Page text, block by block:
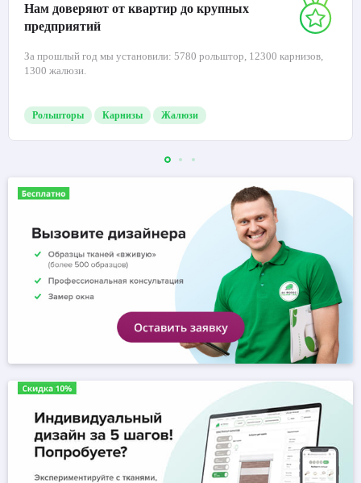
Нам доверяют от квартир до крупных
предприятий
За прошлый год мы установили: 5780 рольштор, 12300 карнизов,
1300 жалюзи.
Рольшторы Карнизы Жалюзи